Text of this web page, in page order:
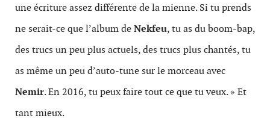
une écriture assez différente de la mienne. Si tu prends
ne serait-ce que l’album deNekfeu, tu as du boom-bap,
des trucs un peu plus actuels, des trucs plus chantés, tu
as même un peu d’auto-tune sur le morceau avec
Nemir. En 2016, tu peux faire tout ce que tu veux. » Et
tant mieux.